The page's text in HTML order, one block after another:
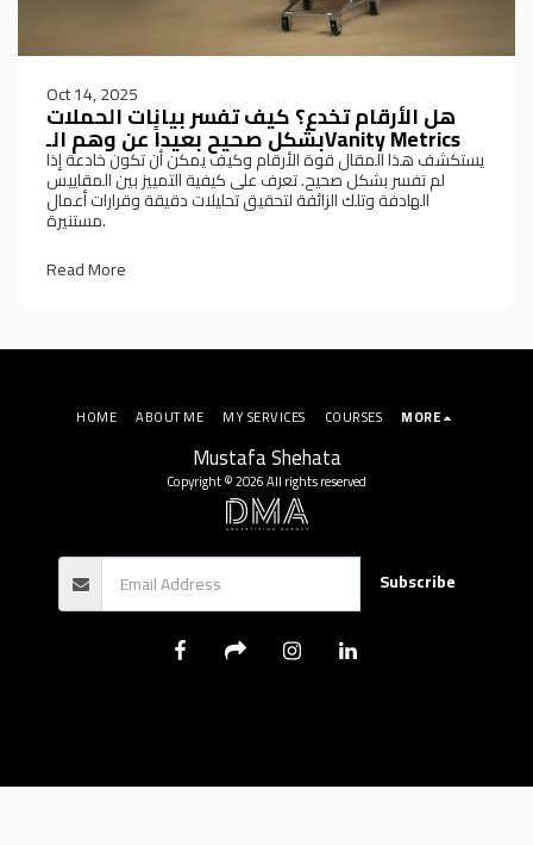
Oct 14, 2025
هل الأرقام تخدع؟ كيف تفسر بيانات الحملات
بشكل صحيح بعيداً عن وهم الـVanity Metrics
يستكشف هذا المقال قوة الأرقام وكيف يمكن أن تكون خادعة إذا
لم تفسر بشكل صحيح. تعرف على كيفية التمييز بين المقاييس
الهادفة وتلك الزائفة لتحقيق تحليلات دقيقة وقرارات أعمال
مستنيرة.
Read More
Mustafa Shehata
Copyright © 2026 All rights reserved
HOME ABOUT ME MY SERVICES COURSES MORE
Subscribe